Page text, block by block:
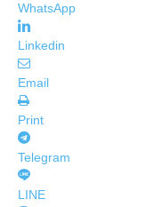
WhatsApp
Linkedin
Email
Print
Telegram
LINE